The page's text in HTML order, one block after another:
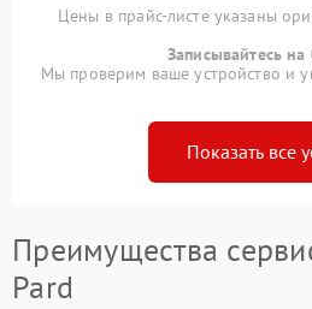
Цены в прайс-листе указаны
Записывайтесь на
Мы проверим ваше устройство и
Показать все
Преимущества
Pard